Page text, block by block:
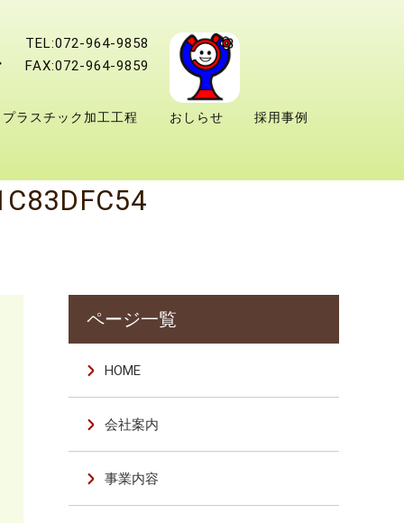
TEL:072-964-9858
FAX:072-964-9859
プラスチック加工工程 おしらせ 採用事例
HOME
会社案内
事業内容